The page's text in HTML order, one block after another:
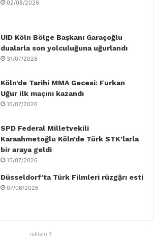
r
I
n
e
r
02/08/2026
UID Köln Bölge Başkanı Garaçoğlu
dualarla son yolculuğuna uğurlandı
31/07/2026
Köln’de Tarihi MMA Gecesi: Furkan
Uğur ilk maçını kazandı
16/07/2026
SPD Federal Milletvekili
Karaahmetoğlu Köln’de Türk STK’larla
bir araya geldi
15/07/2026
Düsseldorf’ta Türk Filmleri rüzgậrı esti
07/06/2026
reklam 1